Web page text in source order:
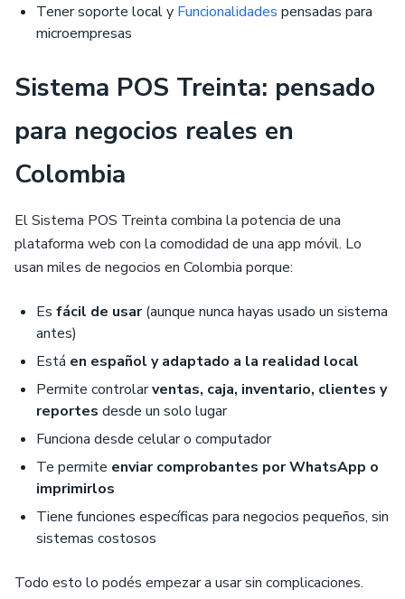
Tener soporte local y Funcionalidades pensadas para
microempresas
Sistema POS Treinta: pensado
para negocios reales en
Colombia
El Sistema POS Treinta combina la potencia de una
plataforma web con la comodidad de una app móvil. Lo
usan miles de negocios en Colombia porque:
Es fácil de usar(aunque nunca hayas usado un sistema
antes)
Está en español y adaptado a la realidad local
Permite controlarventas, caja, inventario, clientes y
reportes desde un solo lugar
Funciona desde celular o computador
Te permite enviar comprobantes por WhatsApp o
imprimirlos
Tiene funciones específicas para negocios pequeños, sin
sistemas costosos
Todo esto lo podés empezar a usar sin complicaciones.